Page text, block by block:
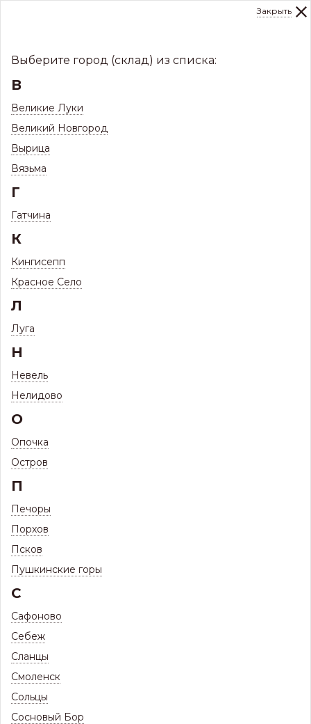
291-000
Фальцевая кровля и комплектующие
Фальц Барн Хаус ПРО 475 Ребро с
вырубкой под карниз ЦН Премиум 0,5мм
Закрыть
Выберите город (склад) из списка:
В
Великие Луки
Великий Новгород
Вырица
Вязьма
Г
Гатчина
К
Кингисепп
Красное Село
Л
Луга
Н
Невель
Нелидово
О
Опочка
Остров
П
Печоры
Порхов
Псков
Пушкинские горы
С
Сафоново
Себеж
Сланцы
Смоленск
Сольцы
Сосновый Бор